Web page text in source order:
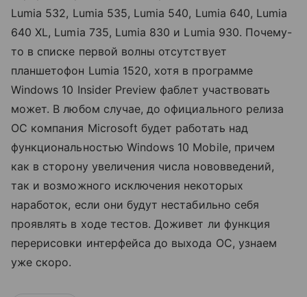
Lumia 532, Lumia 535, Lumia 540, Lumia 640, Lumia
640 XL, Lumia 735, Lumia 830 и Lumia 930. Почему-
то в списке первой волны отсутствует
планшетофон Lumia 1520, хотя в программе
Windows 10 Insider Preview фаблет участвовать
может. В любом случае, до официального релиза
ОС компания Microsoft будет работать над
функциональностью Windows 10 Mobile, причем
как в сторону увеличения числа нововведений,
так и возможного исключения некоторых
наработок, если они будут нестабильно себя
проявлять в ходе тестов. Доживет ли функция
перерисовки интерфейса до выхода ОС, узнаем
уже скоро.